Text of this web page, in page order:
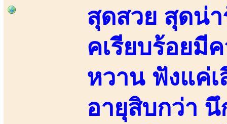
สุดสวย สุดน่า
คเรียบร้อยมี
หวาน ฟังแค่เ
อายุสิบกว่า นึ